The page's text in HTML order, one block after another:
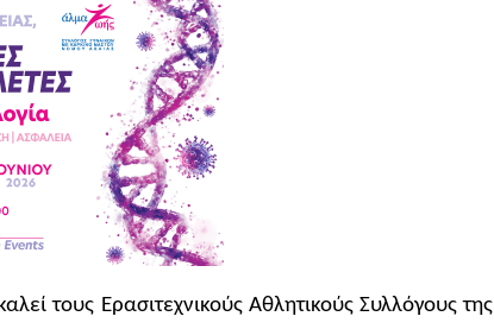
τους Ερασιτεχνικούς Αθλητικούς Συλλόγους της